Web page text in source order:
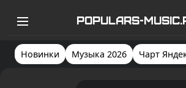
POPULARS-
Новинки Музыка 2026 Чарт